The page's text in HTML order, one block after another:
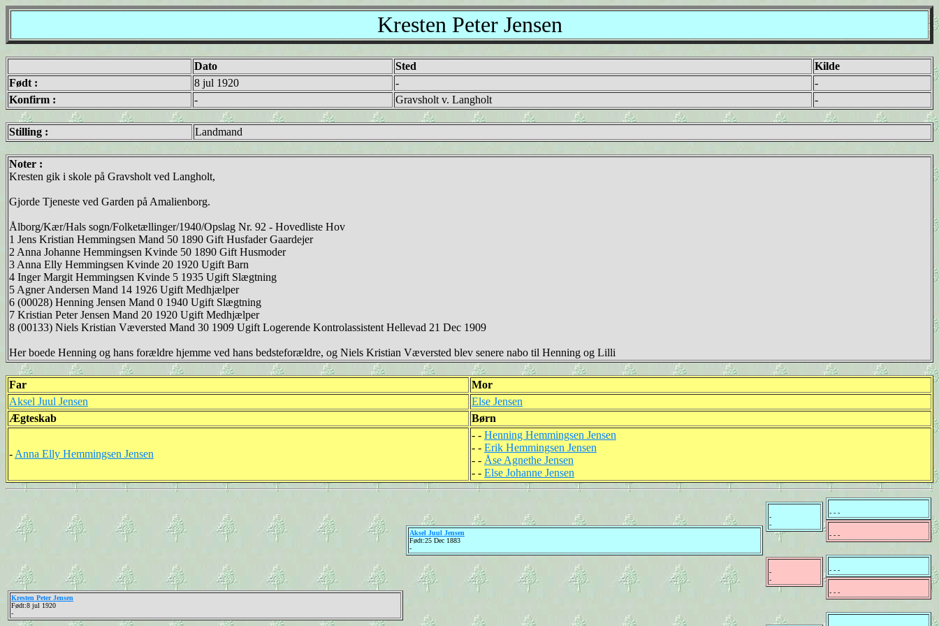
Kresten Peter Jensen
Dato Sted
Kilde
Født :
8 jul 1920 -
-
Konfirm :
- Gravsholt v. Langholt -
Stilling : Landmand
Noter :
Kresten gik i skole på Gravsholt ved Langholt,
Gjorde Tjeneste ved Garden på Amalienborg.
Ålborg/Kær/Hals sogn/Folketællinger/1940/Opslag Nr. 92 - Hovedliste Hov
1 Jens Kristian Hemmingsen Mand 50 1890 Gift Husfader Gaardejer
2 Anna Johanne Hemmingsen Kvinde 50 1890 Gift Husmoder
3 Anna Elly Hemmingsen Kvinde 20 1920 Ugift Barn
4 Inger Margit Hemmingsen Kvinde 5 1935 Ugift Slægtning
5 Agner Andersen Mand 14 1926 Ugift Medhjælper
6 (00028) Henning Jensen Mand 0 1940 Ugift Slægtning
7 Kristian Peter Jensen Mand 20 1920 Ugift Medhjælper
8 (00133) Niels Kristian Væversted Mand 30 1909 Ugift Logerende Kontrolassistent Hellevad 21 Dec 1909
Her boede Henning og hans forældre hjemme ved hans bedsteforældre, og Niels Kristian Væversted blev senere nabo til Henning og Lilli
Far
Mor
Aksel Juul Jensen
Else Jensen
Ægteskab
Børn
- Anna Elly Hemmingsen Jensen
- - Henning Hemmingsen Jensen
- - Erik Hemmingsen Jensen
- - Åse Agnethe Jensen
- - Else Johanne Jensen
Kresten Peter Jensen
Født:8 jul 1920
-
Aksel Juul Jensen
Født:25 Dec 1883
-
-
-
-
-
- - -
- - -
- - -
- - -